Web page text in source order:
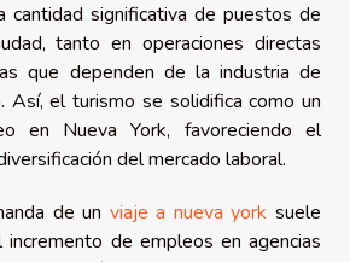
cantidad significativa de puestos de
tanto en operaciones directas
que dependen de la industria de
Así, el turismo se solidifica como un
en Nueva York, favoreciendo el
del mercado laboral.
de un viaje a nueva york suele
incremento de empleos en agencias